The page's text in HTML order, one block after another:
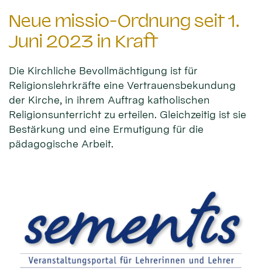
Neue missio-Ordnung seit 1.
Juni 2023 in Kraft
Die Kirchliche Bevollmächtigung ist für
Religionslehrkräfte eine Vertrauensbekundung
der Kirche, in ihrem Auftrag katholischen
Religionsunterricht zu erteilen. Gleichzeitig ist sie
Bestärkung und eine Ermutigung für die
pädagogische Arbeit.